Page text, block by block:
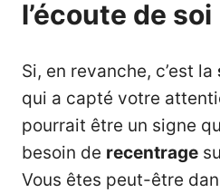
l’écoute de soi
Si, en revanche, c’est la
qui a capté votre
pourrait être un signe
besoin de recentrage
Vous êtes peut-être